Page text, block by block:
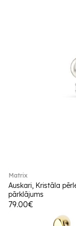
Matrix
Auskari, Kristāla
pārklājums
79.00€